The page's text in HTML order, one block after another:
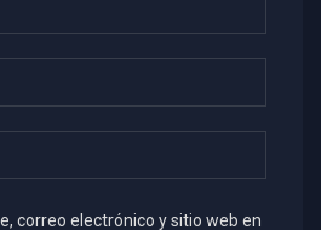
correo electrónico y sitio web en